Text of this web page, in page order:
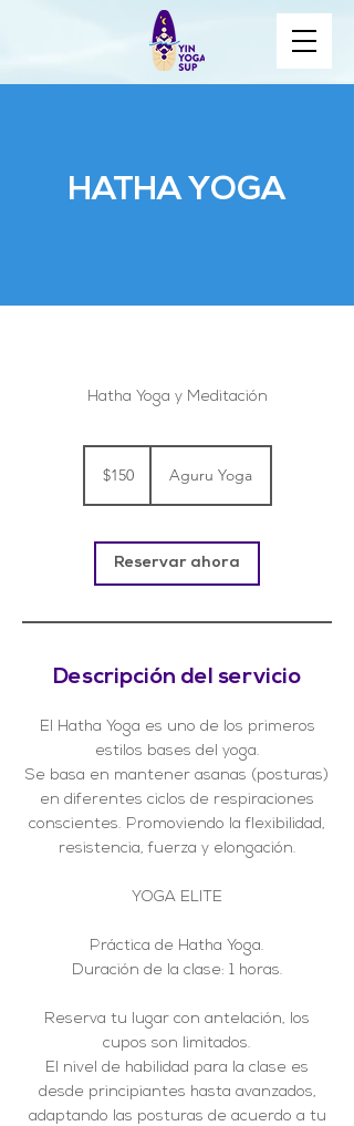
HATHA YOGA
Hatha Yoga y Meditación
mexicanos
$150 Aguru Yoga
Reservar ahora
Descripción del servicio
El Hatha Yoga es uno de los primeros
estilos bases del yoga.
Se basa en mantener asanas (posturas)
en diferentes ciclos de respiraciones
conscientes. Promoviendo la flexibilidad,
resistencia, fuerza y elongación.
YOGA ELITE
Práctica de Hatha Yoga.
Duración de la clase: 1 horas.
Reserva tu lugar con antelación, los
cupos son limitados.
El nivel de habilidad para la clase es
desde principiantes hasta avanzados,
adaptando las posturas de acuerdo a tu